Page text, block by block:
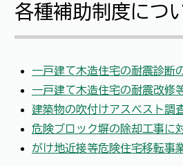
各種補助制度につ
一戸建て木造住宅の耐震診断
一戸建て木造住宅の耐震改修
建築物の吹付けアスベスト調
危険ブロック塀の除却工事に
がけ地近接等危険住宅移転事